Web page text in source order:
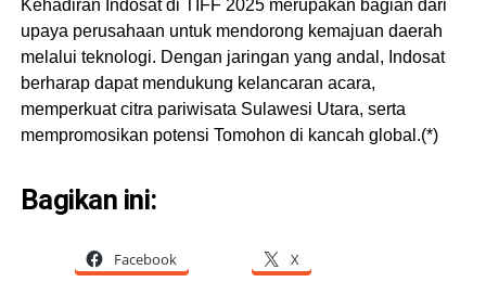
Kehadiran Indosat di TIFF 2025 merupakan bagian dari
upaya perusahaan untuk mendorong kemajuan daerah
melalui teknologi. Dengan jaringan yang andal, Indosat
berharap dapat mendukung kelancaran acara,
memperkuat citra pariwisata Sulawesi Utara, serta
mempromosikan potensi Tomohon di kancah global.(*)
Bagikan ini:
Facebook X